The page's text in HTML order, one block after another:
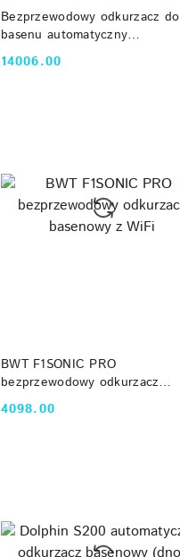
Bezprzewodowy odkurzacz do
basenu automatyczny
Beatbot Aquasense 2 Ultra
Beatbot
Cena:
14006.00
DO KOSZYKA
BWT F1SONIC PRO
bezprzewodowy odkurzacz
basenowy z WiFi
Cena:
4098.00
DO KOSZYKA